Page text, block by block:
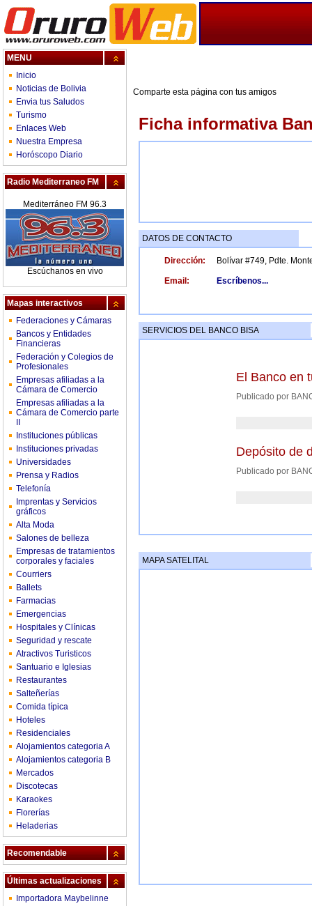
MENU
Inicio
Noticias de Bolivia
Envia tus Saludos
Turismo
Enlaces Web
Nuestra Empresa
Horóscopo Diario
Radio Mediterraneo FM
Mediterráneo FM 96.3
Escúchanos en vivo
Mapas interactivos
Federaciones y Cámaras
Bancos y Entidades
Financieras
Federación y Colegios de
Profesionales
Empresas afiliadas a la
Cámara de Comercio
Empresas afiliadas a la
Cámara de Comercio parte
Instituciones públicas
Instituciones privadas
Universidades
Prensa y Radios
Telefonía
Imprentas y Servicios
gráficos
Alta Moda
Salones de belleza
Empresas de tratamientos
corporales y faciales
Courriers
Ballets
Farmacias
Emergencias
Hospitales y Clínicas
Seguridad y rescate
Atractivos Turisticos
Santuario e Iglesias
Restaurantes
Salteñerías
Comida típica
Hoteles
Residenciales
Alojamientos categoria A
Alojamientos categoria B
Mercados
Discotecas
Karaokes
Florerías
Heladerias
Recomendable
Últimas actualizaciones
Importadora Maybelinne
Comparte esta página con tus amigos
Ficha informativa
DATOS DE CONTACTO
Dirección: Bolívar #749, Pdte.
Email: Escríbenos...
SERVICIOS DEL BANCO BISA
El Banco en
Publicado por
Depósito de
Publicado por
MAPA SATELITAL